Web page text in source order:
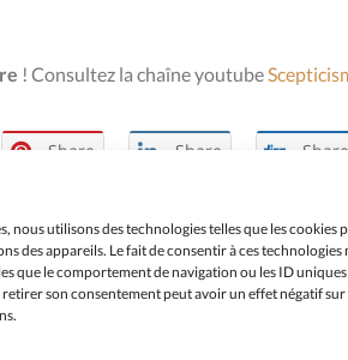
nous utilisons des technologies telles que les cookies
des appareils. Le fait de consentir à ces technologies
que le comportement de navigation ou les ID
retirer son consentement peut avoir un effet négatif sur
! Consultez la chaîne youtube
Share Share Share